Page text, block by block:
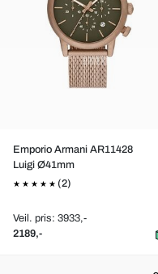
Emporio Armani AR11428
Luigi Ø41mm
(2)
Veil. pris: 3933,-
2189,-